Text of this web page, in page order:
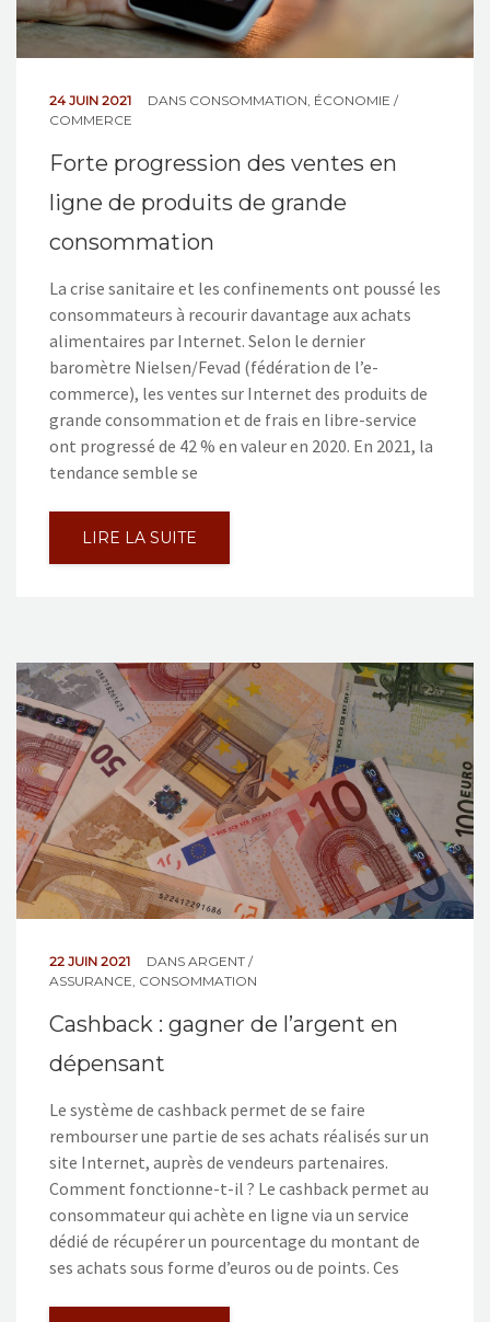
24 JUIN 2021 DANS CONSOMMATION ÉCONOMIE /
COMMERCE
Forte progression des ventes en
ligne de produits de grande
consommation
La crise sanitaire et les confinements ont poussé les
consommateurs à recourir davantage aux achats
alimentaires par Internet. Selon le dernier
baromètre Nielsen/Fevad (fédération de l’e-
commerce), les ventes sur Internet des produits de
grande consommation et de frais en libre-service
ont progressé de 42 % en valeur en 2020. En 2021, la
tendance semble se
LIRE LA SUITE
22 JUIN 2021 DANS ARGENT /
ASSURANCE, CONSOMMATION
Cashback : gagner de l’argent en
dépensant
Le système de cashback permet de se faire
rembourser une partie de ses achats réalisés sur un
site Internet, auprès de vendeurs partenaires.
Comment fonctionne-t-il ? Le cashback permet au
consommateur qui achète en ligne via un service
dédié de récupérer un pourcentage du montant de
ses achats sous forme d’euros ou de points. Ces